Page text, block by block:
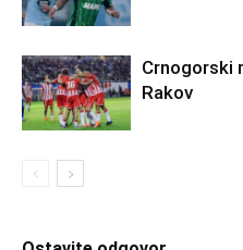
Crnogorski
Rakov